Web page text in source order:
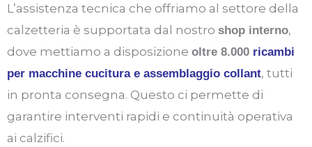
L’assistenza tecnica che offriamo al settore della
calzetteria è supportata dal nostro shop interno,
dove mettiamo a disposizione oltre 8.000 ricambi
per macchine cucitura e assemblaggio collant, tutti
in pronta consegna. Questo ci permette di
garantire interventi rapidi e continuità operativa
ai calzifici.